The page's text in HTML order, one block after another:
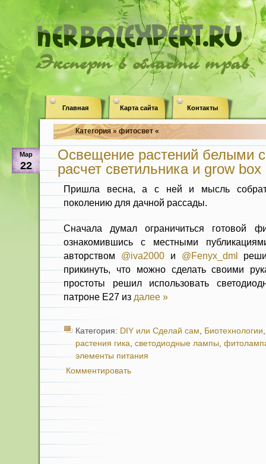
Эксперт в области трав
Главная Карта сайта Контакты
Категория » фитосвет «
Мар
22
Освещение растений белыми
расчет светильника и grow box
Пришла весна, а с ней и мысль
поколению для дачной рассады.
Сначала думал ограничиться готовой
ознакомившись с местными
авторством @iva2000и @Fenyx_dml
прикинуть, что можно сделать своими
простоты решил использовать
патроне Е27 из далее »
Категория: DIY или Сделай сам, Биотехнологии
растения гика, светодиодные лампы,
элементы питания
Комментировать